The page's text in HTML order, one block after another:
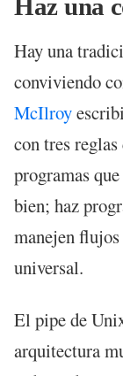
Haz una
Hay una
conviviendo
McIlroy
con tres
programas
bien; haz
manejen
universal.
El pipe de
arquitectura